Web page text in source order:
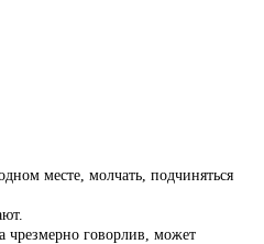
месте, молчать, подчиняться
чрезмерно говорлив, может